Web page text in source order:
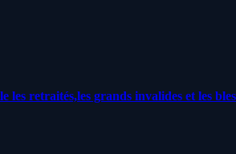
retraités,les grands invalides et les